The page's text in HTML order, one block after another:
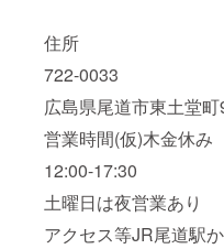
住所
722-0033
広島県尾道市東土堂町
営業時間(仮)木金休み
12:00-17:30
土曜日は夜営業あり
アクセス等JR尾道駅